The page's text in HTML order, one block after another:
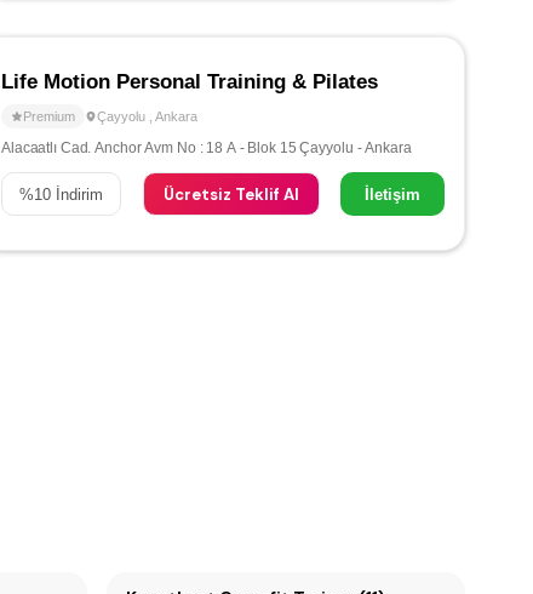
Life Motion Personal Training & Pilates
Premium Çayyolu Ankara
Alacaatlı Cad. Anchor Avm No : 18 A - Blok 15 Çayyolu - Ankara
%10 İndirim Ücretsiz Teklif Al İletişim